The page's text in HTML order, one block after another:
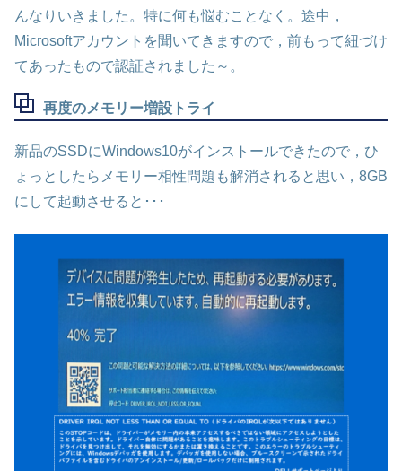
んなりいきました。特に何も悩むことなく。途中，
Microsoftアカウントを聞いてきますので，前もって紐づけ
てあったもので認証されました～。
再度のメモリー増設トライ
新品のSSDにWindows10がインストールできたので，ひ
ょっとしたらメモリー相性問題も解消されると思い，8GB
にして起動させると･･･